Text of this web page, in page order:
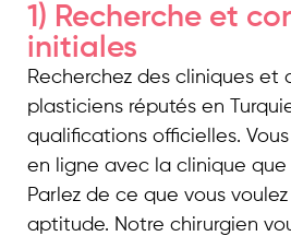
1) Recherche et
initiales
Recherchez des cliniques et
plasticiens réputés en
qualifications officielles.
en ligne avec la clinique que
Parlez de ce que vous
aptitude. Notre chirurgien